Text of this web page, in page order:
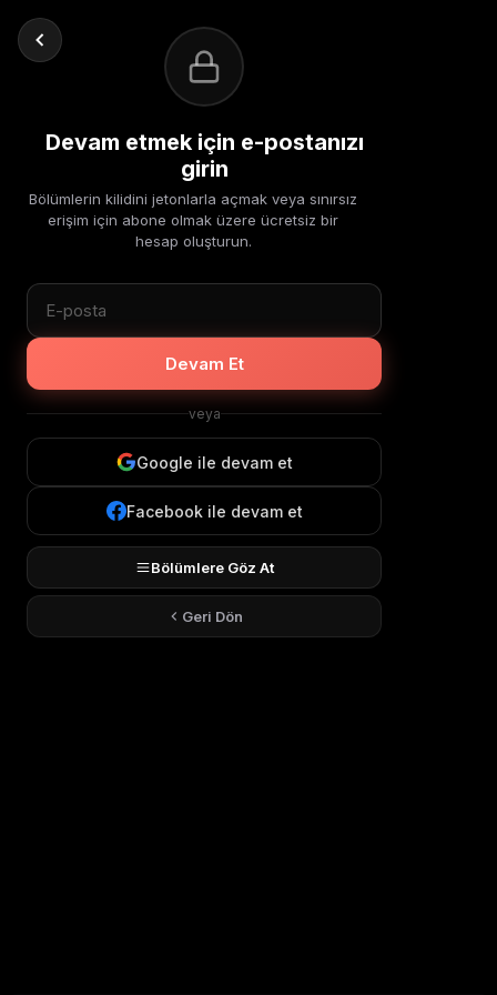
Devam etmek için e-postanızı
girin
Bölümlerin kilidini jetonlarla açmak veya sınırsız
erişim için abone olmak üzere ücretsiz bir
hesap oluşturun.
Devam Et
veya
Google ile devam et
Facebook ile devam et
Bölümlere Göz At
Geri Dön